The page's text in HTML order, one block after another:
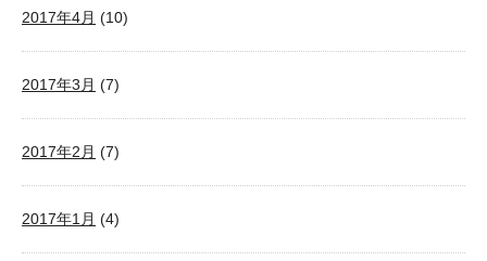
2017年4月 (10)
2017年3月 (7)
2017年2月 (7)
2017年1月 (4)